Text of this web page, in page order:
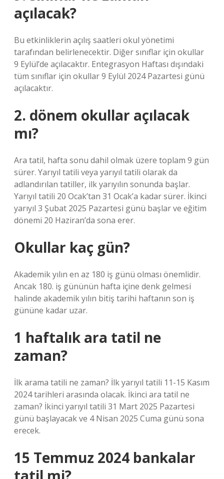
açılacak?
Bu etkinliklerin açılış saatleri okul yönetimi
tarafından belirlenecektir. Diğer sınıflar için okullar
9 Eylül’de açılacaktır. Entegrasyon Haftası dışındaki
tüm sınıflar için okullar 9 Eylül 2024 Pazartesi günü
açılacaktır.
2. dönem okullar açılacak
mı?
Ara tatil, hafta sonu dahil olmak üzere toplam 9 gün
sürer. Yarıyıl tatili veya yarıyıl tatili olarak da
adlandırılan tatiller, ilk yarıyılın sonunda başlar.
Yarıyıl tatili 20 Ocak’tan 31 Ocak’a kadar sürer. İkinci
yarıyıl 3 Şubat 2025 Pazartesi günü başlar ve eğitim
dönemi 20 Haziran’da sona erer.
Okullar kaç gün?
Akademik yılın en az 180 iş günü olması önemlidir.
Ancak 180. iş gününün hafta içine denk gelmesi
halinde akademik yılın bitiş tarihi haftanın son iş
gününe kadar uzar.
1 haftalık ara tatil ne
zaman?
İlk arama tatili ne zaman? İlk yarıyıl tatili 11-15 Kasım
2024 tarihleri ​​arasında olacak. İkinci ara tatil ne
zaman? İkinci yarıyıl tatili 31 Mart 2025 Pazartesi
günü başlayacak ve 4 Nisan 2025 Cuma günü sona
erecek.
15 Temmuz 2024 bankalar